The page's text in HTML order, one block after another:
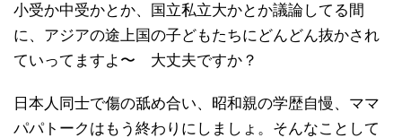
小受か中受かとか、国立私立大かとか議論してる間
に、アジアの途上国の子どもたちにどんどん抜かされ
ていってますよ〜 大丈夫ですか？
日本人同士で傷の舐め合い、昭和親の学歴自慢、ママ
パパトークはもう終わりにしましょ。そんなことして